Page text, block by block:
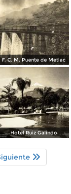
F. C. M. Puente de Metlac
Hotel Ruiz Galindo